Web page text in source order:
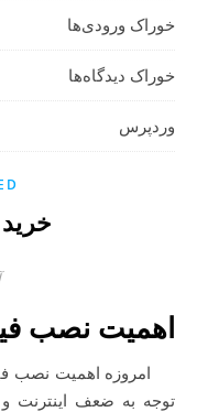
خوراک ورودی‌ها
خوراک دیدگاه‌ها
وردپرس
خرید VPN با کیفیت
اهمیت نصب
امروزه اهمیت نصب
توجه به ضعف اینترنت